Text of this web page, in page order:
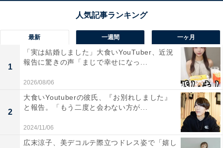
最新 一週間 一ヶ月
1
「実は結婚しました」大食いYouTuber、近況
報告に驚きの声「まじで幸せになっ...
2026/08/06
2
大食いYoutuberの彼氏、『お別れしました』
と報告。「もう二度と会わない方が...
2024/11/06
広末涼子、美デコルテ際立つドレス姿で「嬉し